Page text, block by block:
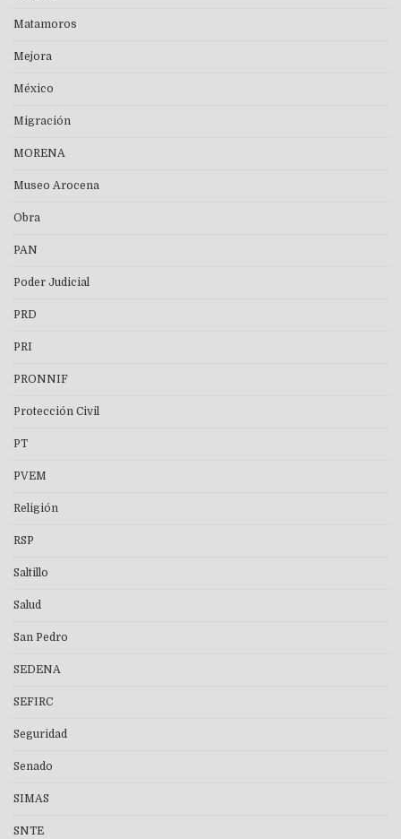
Matamoros
Mejora
México
Migración
MORENA
Museo Arocena
Obra
PAN
Poder Judicial
PRD
PRI
PRONNIF
Protección Civil
PT
PVEM
Religión
RSP
Saltillo
Salud
San Pedro
SEDENA
SEFIRC
Seguridad
Senado
SIMAS
SNTE